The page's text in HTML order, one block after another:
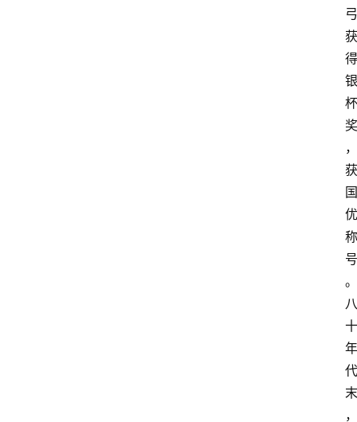
弓
获
得
银
杯
奖
，
获
国
优
称
号
。
八
十
年
代
末
，